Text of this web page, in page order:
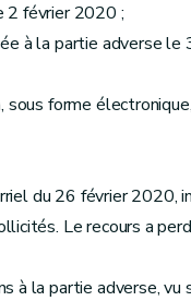
2 février 2020 ;
à la partie adverse
sous forme
du 26 février 2020,
Le recours a
à la partie adverse,